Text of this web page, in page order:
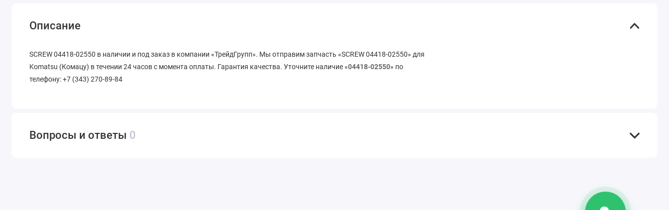
Описание
SCREW 04418-02550 в наличии и под заказ в компании «ТрейдГрупп». Мы отправим запчасть «SCREW 04418-02550» для
Komatsu (Комацу) в течении 24 часов с момента оплаты. Гарантия качества. Уточните наличие «04418-02550» по
телефону: +7 (343) 270-89-84
Вопросы и ответы 0